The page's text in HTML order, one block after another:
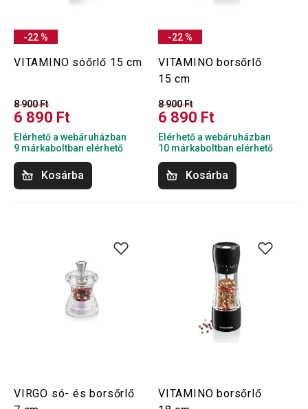
-22 %
VITAMINO sóőrlő 15 cm
8 900 Ft
6 890 Ft
Elérhető a webáruházban
9 márkaboltban elérhető
Kosárba
-22 %
VITAMINO borsőrlő
15 cm
8 900 Ft
6 890 Ft
Elérhető a webáruházban
10 márkaboltban elérhető
Kosárba
VIRGO só- és borsőrlő
VITAMINO borsőrlő